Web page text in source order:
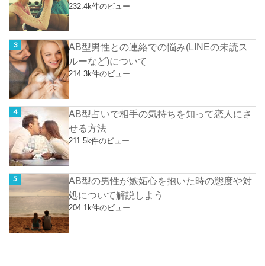
232.4k件のビュー
AB型男性との連絡での悩み(LINEの未読ス
ルーなど)について
214.3k件のビュー
AB型占いで相手の気持ちを知って恋人にさ
せる方法
211.5k件のビュー
AB型の男性が嫉妬心を抱いた時の態度や対
処について解説しよう
204.1k件のビュー